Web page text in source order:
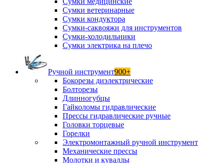
Сумки ветеринарные
Сумки кондуктора
Сумки-саквояжи для инструментов
Сумки-холодильники
Сумки электрика на плечо
Ручной инструмент900+
Бокорезы диэлектрические
Болторезы
Длинногубцы
Гайколомы гидравлические
Прессы гидравлические ручные
Головки торцевые
Горелки
Электромонтажный ручной инструмент
Механические прессы
Молотки и кувалды